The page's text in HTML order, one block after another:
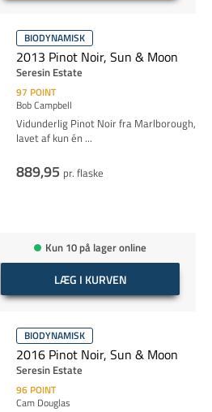
BIODYNAMISK
2013 Pinot Noir, Sun & Moon
Seresin Estate
97 POINT
Bob Campbell
Vidunderlig Pinot Noir fra Marlborough,
lavet af kun én ...
889,95 pr. flaske
Kun 10 på lager online
LÆG I KURVEN
BIODYNAMISK
2016 Pinot Noir, Sun & Moon
Seresin Estate
96 POINT
Cam Douglas